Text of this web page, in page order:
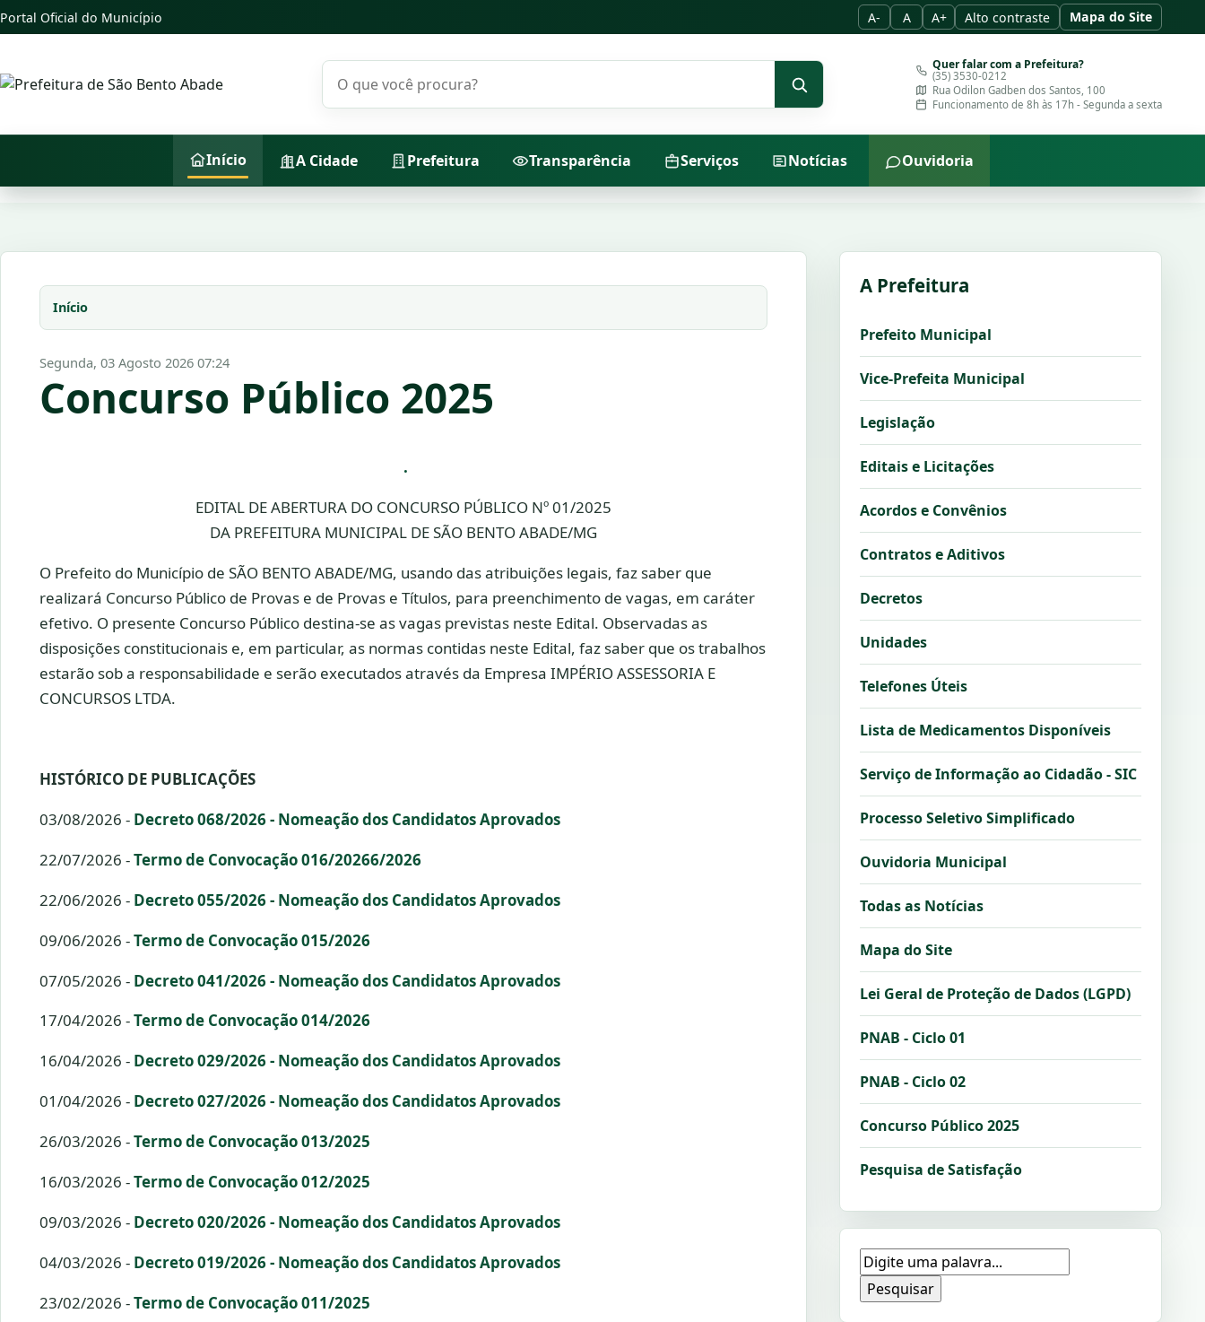
Portal Oficial do Município A- A A+ Alto contraste Mapa do Site
Quer falar com a Prefeitura?
(35) 3530-0212
Rua Odilon Gadben dos Santos, 100
Funcionamento de 8h às 17h - Segunda a sexta
Início A Cidade Prefeitura Transparência Serviços Notícias Ouvidoria
Início
Segunda, 03 Agosto 2026 07:24
Concurso Público 2025
.
EDITAL DE ABERTURA DO CONCURSO PÚBLICO Nº 01/2025
DA PREFEITURA MUNICIPAL DE SÃO BENTO ABADE/MG
O Prefeito do Município de SÃO BENTO ABADE/MG, usando das atribuições legais, faz saber que
realizará Concurso Público de Provas e de Provas e Títulos, para preenchimento de vagas, em caráter
efetivo. O presente Concurso Público destina-se as vagas previstas neste Edital. Observadas as
disposições constitucionais e, em particular, as normas contidas neste Edital, faz saber que os trabalhos
estarão sob a responsabilidade e serão executados através da Empresa IMPÉRIO ASSESSORIA E
CONCURSOS LTDA.
HISTÓRICO DE PUBLICAÇÕES
03/08/2026 - Decreto 068/2026 - Nomeação dos Candidatos Aprovados
22/07/2026 -Termo de Convocação 016/20266/2026
22/06/2026 - Decreto 055/2026 - Nomeação dos Candidatos Aprovados
09/06/2026 -Termo de Convocação 015/2026
07/05/2026 - Decreto 041/2026 - Nomeação dos Candidatos Aprovados
17/04/2026 -Termo de Convocação 014/2026
16/04/2026 - Decreto 029/2026 - Nomeação dos Candidatos Aprovados
01/04/2026 - Decreto 027/2026 - Nomeação dos Candidatos Aprovados
26/03/2026 -Termo de Convocação 013/2025
16/03/2026 -Termo de Convocação 012/2025
09/03/2026 - Decreto 020/2026 - Nomeação dos Candidatos Aprovados
04/03/2026 - Decreto 019/2026 - Nomeação dos Candidatos Aprovados
23/02/2026 -Termo de Convocação 011/2025
A Prefeitura
Prefeito Municipal
Vice-Prefeita Municipal
Legislação
Editais e Licitações
Acordos e Convênios
Contratos e Aditivos
Decretos
Unidades
Telefones Úteis
Lista de Medicamentos Disponíveis
Serviço de Informação ao Cidadão - SIC
Processo Seletivo Simplificado
Ouvidoria Municipal
Todas as Notícias
Mapa do Site
Lei Geral de Proteção de Dados (LGPD)
PNAB - Ciclo 01
PNAB - Ciclo 02
Concurso Público 2025
Pesquisa de Satisfação
Pesquisar